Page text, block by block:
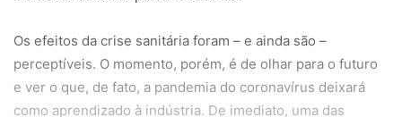
Os efeitos da crise sanitária foram – e ainda são –
perceptíveis. O momento, porém, é de olhar para o futuro
e ver o que, de fato, a pandemia do coronavírus deixará
como aprendizado à indústria. De imediato, uma das